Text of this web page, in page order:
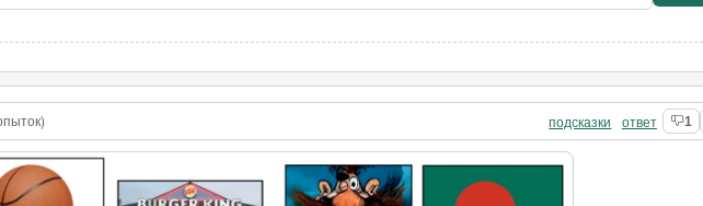
) подсказки ответ 1